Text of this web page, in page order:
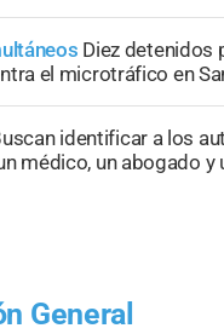
Diez detenidos
el microtráfico en
identificar a los
médico, un abogado y
General